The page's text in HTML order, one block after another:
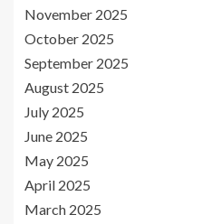
November 2025
October 2025
September 2025
August 2025
July 2025
June 2025
May 2025
April 2025
March 2025